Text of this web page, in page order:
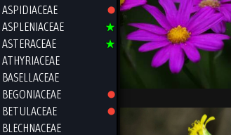
ASPIDIACEAE
ASPLENIACEAE
ASTERACEAE
ATHYRIACEAE
BASELLACEAE
BEGONIACEAE
BETULACEAE
BLECHNACEAE